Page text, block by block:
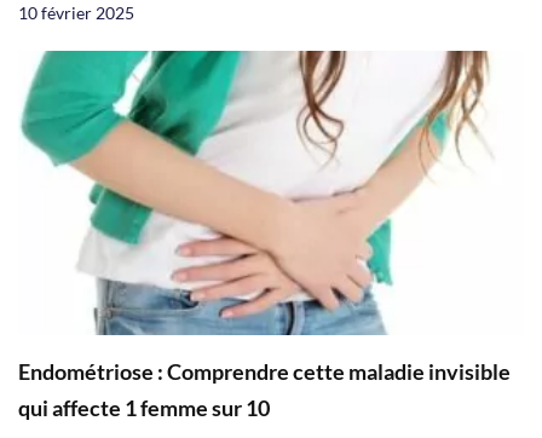
10 février 2025
Endométriose : Comprendre cette maladie invisible
qui affecte 1 femme sur 10